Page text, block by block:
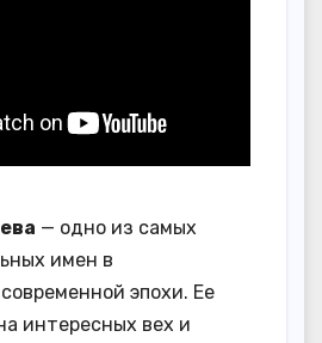
— одно из самых
имен в
эпохи. Ее
интересных вех и